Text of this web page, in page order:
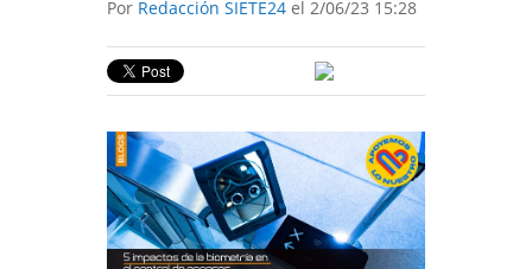
Por Redacción SIETE24 el 2/06/23 15:28